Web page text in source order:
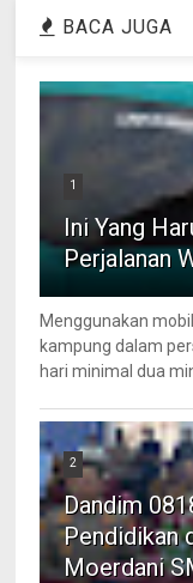
BACA JUGA
1
Ini Yang
Perjalanan
Menggunakan
kampung dalam
hari minimal dua
2
Dandim
Pendidikan
Moerdani